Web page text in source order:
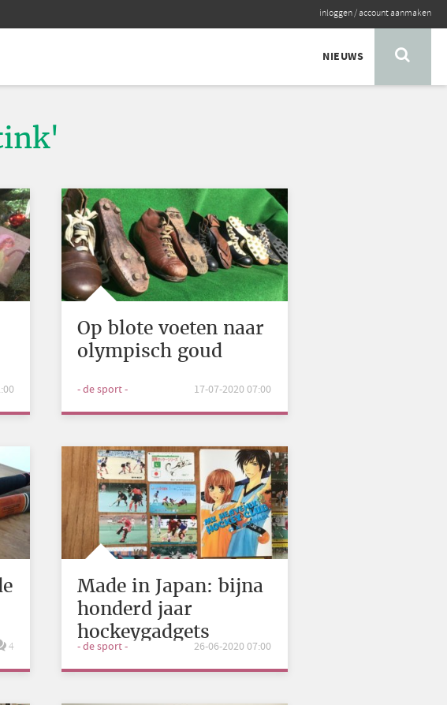
inloggen/account aanmaken
NIEUWS
Op blote voeten naar
olympisch goud
- de sport - 17-07-2020 07:00
4
Made in Japan: bijna
honderd jaar
hockeygadgets
- de sport - 26-06-2020 07:00